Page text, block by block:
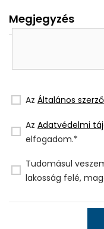
Megjegyzés
Az Általános
Az Adatvédelmi
elfogadom.*
Tudomásul
lakosság felé,